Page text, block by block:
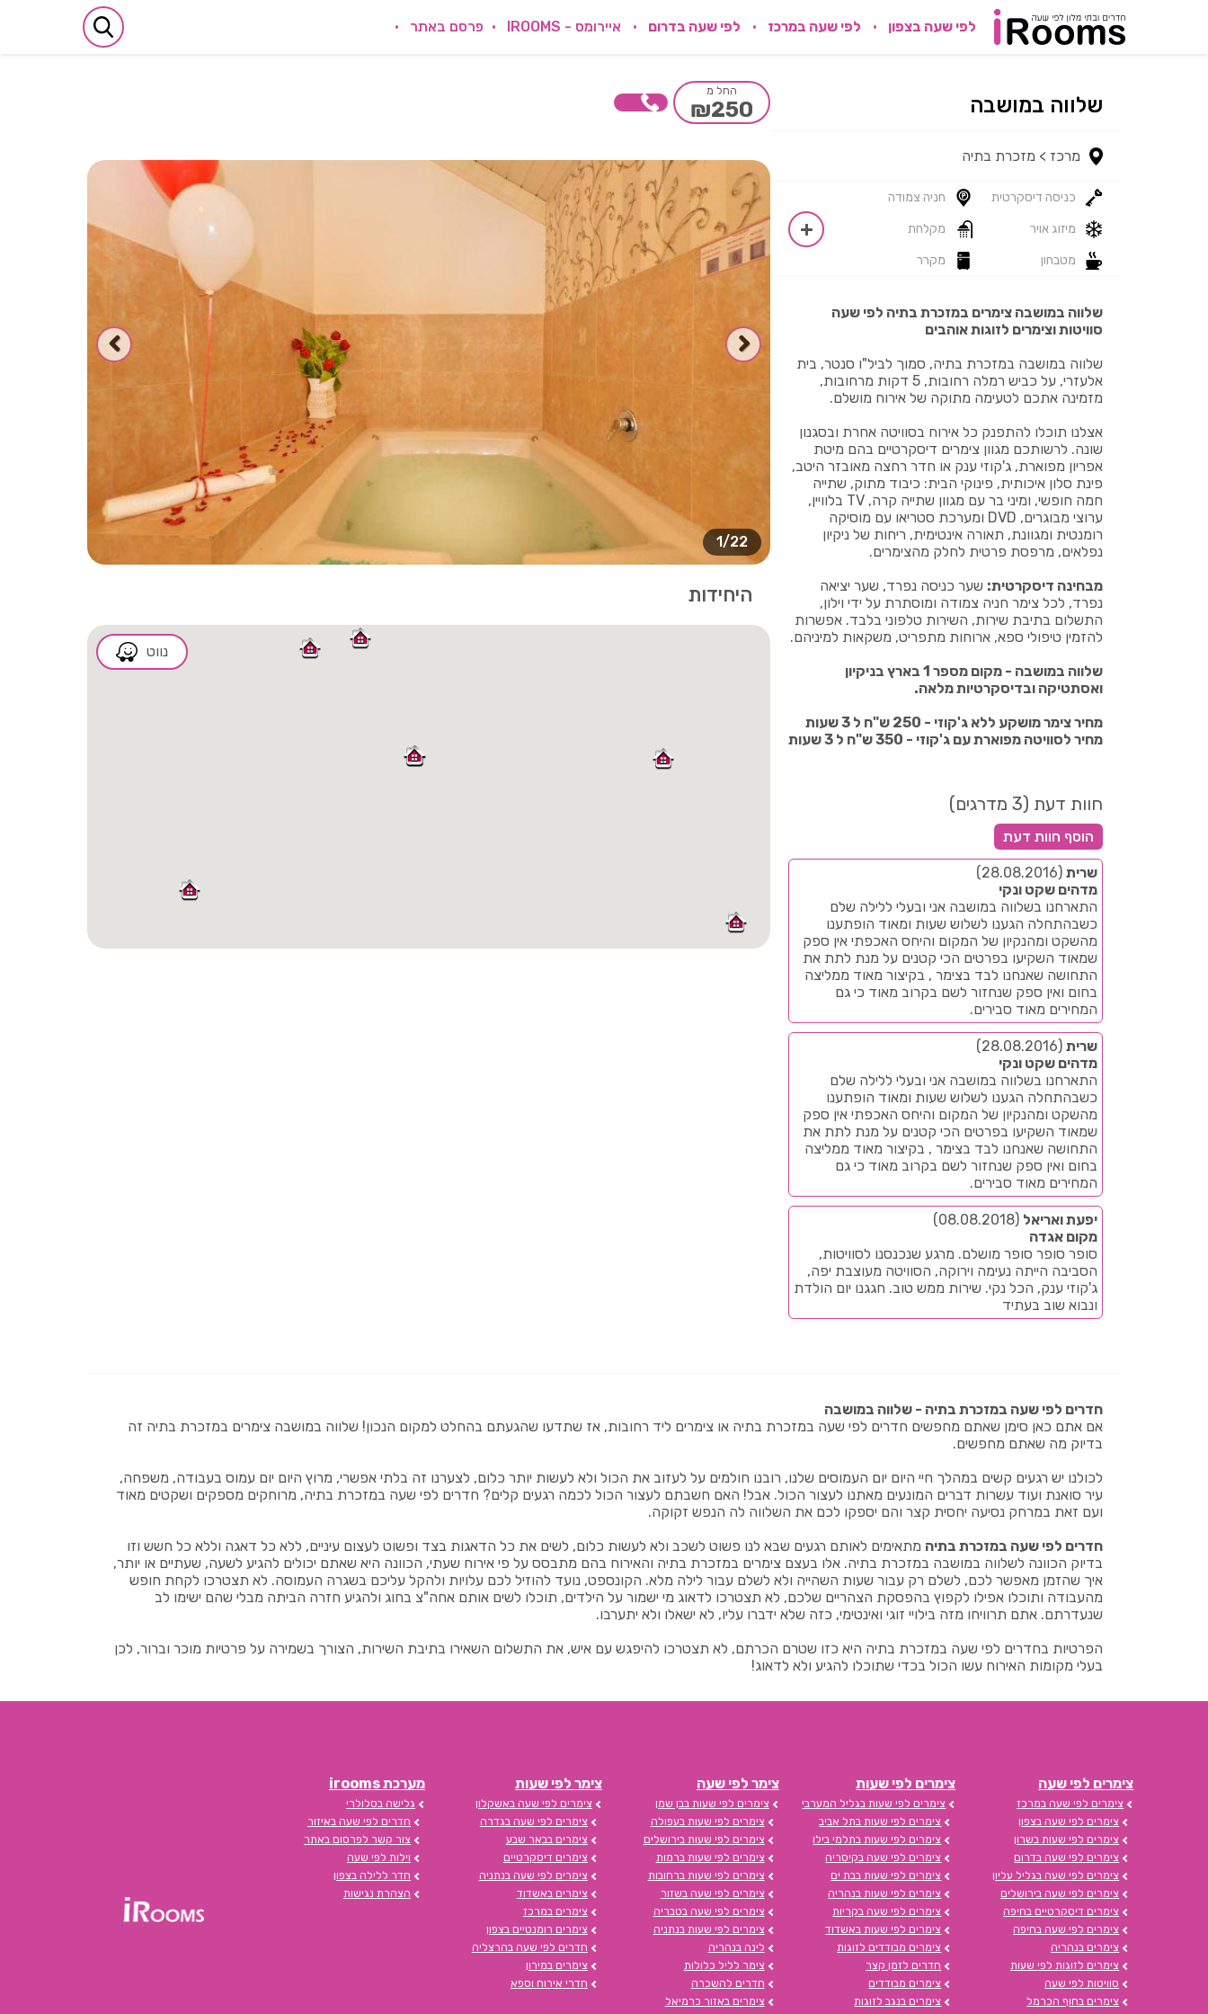
לפי שעה בצפון לפי שעה במרכז לפי שעה בדרום איירומס - IROOMS פרסם באתר
החל מ
₪250
1/22
היחידות
נווט
שלווה במושבה
מרכז > מזכרת בתיה
כניסה דיסקרטית חניה צמודה
מיזוג אויר מקלחת
מטבחון מקרר
שלווה במושבה צימרים במזכרת בתיה לפי שעה
סוויטות וצימרים לזוגות אוהבים
שלווה במושבה במזכרת בתיה, סמוך לביל"ו סנטר, בית
אלעזרי, על כביש רמלה רחובות, 5 דקות מרחובות,
מזמינה אתכם לטעימה מתוקה של אירוח מושלם.
אצלנו תוכלו להתפנק כל אירוח בסוויטה אחרת ובסגנון
שונה. לרשותכם מגוון צימרים דיסקרטיים בהם מיטת
אפריון מפוארת, ג'קוזי ענק או חדר רחצה מאובזר היטב,
פינת סלון איכותית, פינוקי הבית: כיבוד מתוק, שתייה
חמה חופשי, ומיני בר עם מגוון שתייה קרה, TV בלוויין,
ערוצי מבוגרים, DVD ומערכת סטריאו עם מוסיקה
רומנטית ומגוונת, תאורה אינטימית, ריחות של ניקיון
נפלאים, מרפסת פרטית לחלק מהצימרים.
מבחינה דיסקרטית: שער כניסה נפרד, שער יציאה
נפרד, לכל צימר חניה צמודה ומוסתרת על ידי וילון,
התשלום בתיבת שירות, השירות טלפוני בלבד. אפשרות
להזמין טיפולי ספא, ארוחות מתפריט, משקאות למיניהם.
שלווה במושבה - מקום מספר 1 בארץ בניקיון
ואסתטיקה ובדיסקרטיות מלאה.
מחיר צימר מושקע ללא ג'קוזי - 250 ש"ח ל 3 שעות
מחיר לסוויטה מפוארת עם ג'קוזי - 350 ש"ח ל 3 שעות
חוות דעת (3 מדרגים)
שרית (28.08.2016)
מדהים שקט ונקי
התארחנו בשלווה במושבה אני ובעלי ללילה שלם
כשבהתחלה הגענו לשלוש שעות ומאוד הופתענו
מהשקט ומהנקיון של המקום והיחס האכפתי אין ספק
שמאוד השקיעו בפרטים הכי קטנים על מנת לתת את
התחושה שאנחנו לבד בצימר , בקיצור מאוד ממליצה
בחום ואין ספק שנחזור לשם בקרוב מאוד כי גם
המחירים מאוד סבירים.
שרית (28.08.2016)
מדהים שקט ונקי
התארחנו בשלווה במושבה אני ובעלי ללילה שלם
כשבהתחלה הגענו לשלוש שעות ומאוד הופתענו
מהשקט ומהנקיון של המקום והיחס האכפתי אין ספק
שמאוד השקיעו בפרטים הכי קטנים על מנת לתת את
התחושה שאנחנו לבד בצימר , בקיצור מאוד ממליצה
בחום ואין ספק שנחזור לשם בקרוב מאוד כי גם
המחירים מאוד סבירים.
יפעת ואריאל (08.08.2018)
מקום אגדה
סופר סופר סופר מושלם. מרגע שנכנסנו לסוויטות,
הסביבה הייתה נעימה וירוקה, הסוויטה מעוצבת יפה,
ג'קוזי ענק, הכל נקי. שירות ממש טוב. חגגנו יום הולדת
ונבוא שוב בעתיד
חדרים לפי שעה במזכרת בתיה - שלווה במושבה
אם אתם כאן סימן שאתם מחפשים חדרים לפי שעה במזכרת בתיה או צימרים ליד רחובות, אז שתדעו שהגעתם בהחלט למקום הנכון! שלווה במושבה צימרים במזכרת בתיה זה
בדיוק מה שאתם מחפשים.
לכולנו יש רגעים קשים במהלך חיי היום יום העמוסים שלנו, רובנו חולמים על לעזוב את הכול ולא לעשות יותר כלום, לצערנו זה בלתי אפשרי, מרוץ היום יום עמוס בעבודה, משפחה,
עיר סואנת ועוד עשרות דברים המונעים מאתנו לעצור הכול. אבל! האם חשבתם לעצור הכול לכמה רגעים קלים? חדרים לפי שעה במזכרת בתיה, מרוחקים מספקים ושקטים מאוד
ועם זאת במרחק נסיעה יחסית קצר והם יספקו לכם את השלווה לה הנפש זקוקה.
חדרים לפי שעה במזכרת בתיה מתאימים לאותם רגעים שבא לנו פשוט לשכב ולא לעשות כלום, לשים את כל הדאגות בצד ופשוט לעצום עיניים, ללא כל דאגה וללא כל חשש וזו
בדיוק הכוונה לשלווה במושבה במזכרת בתיה. אלו בעצם צימרים במזכרת בתיה והאירוח בהם מתבסס על פי אירוח שעתי, הכוונה היא שאתם יכולים להגיע לשעה, שעתיים או יותר,
איך שהזמן מאפשר לכם, לשלם רק עבור שעות השהייה ולא לשלם עבור לילה מלא. הקונספט, נועד להוזיל לכם עלויות ולהקל עליכם בשגרה העמוסה. לא תצטרכו לקחת חופש
מהעבודה ותוכלו אפילו לקפוץ בהפסקת הצהריים שלכם, לא תצטרכו לדאוג מי ישמור על הילדים, תוכלו לשים אותם אחה"צ בחוג ולהגיע חזרה הביתה מבלי שהם ישימו לב
שנעדרתם. אתם תרוויחו מזה בילויי זוגי ואינטימי, כזה שלא ידברו עליו, לא ישאלו ולא יתערבו.
הפרטיות בחדרים לפי שעה במזכרת בתיה היא כזו שטרם הכרתם, לא תצטרכו להיפגש עם איש, את התשלום השאירו בתיבת השירות, הצורך בשמירה על פרטיות מוכר וברור, לכן
בעלי מקומות האירוח עשו הכול בכדי שתוכלו להגיע ולא לדאוג!
צימרים לפי שעה
צימרים לפי שעה במרכז
צימרים לפי שעה בצפון
צימרים לפי שעות בשרון
צימרים לפי שעה בדרום
צימרים לפי שעה בגליל עליון
צימרים לפי שעה בירושלים
צימרים דיסקרטיים בחיפה
צימרים לפי שעה בחיפה
צימרים בנהריה
צימרים לזוגות לפי שעות
סוויטות לפי שעה
צימרים בחוף הכרמל
צימרים לפי שעות
צימרים לפי שעות בגליל המערבי
צימרים לפי שעות בתל אביב
צימרים לפי שעות בתלמי בילו
צימרים לפי שעה בקיסריה
צימרים לפי שעות בבת ים
צימרים לפי שעות בנהריה
צימרים לפי שעה בקריות
צימרים לפי שעות באשדוד
צימרים מבודדים לזוגות
חדרים לזמן קצר
צימרים מבודדים
צימרים בנגב לזוגות
צימר לפי שעה
צימרים לפי שעות בבן שמן
צימרים לפי שעות בעפולה
צימרים לפי שעות בירושלים
צימרים לפי שעות ברמות
צימרים לפי שעות ברחובות
צימרים לפי שעה בשזור
צימרים לפי שעה בטבריה
צימרים לפי שעות בנתניה
לינה בנהריה
צימר לליל כלולות
חדרים להשכרה
צימרים באזור כרמיאל
צימר לפי שעות
צימרים לפי שעה באשקלון
צימרים לפי שעה בגדרה
צימרים בבאר שבע
צימרים דיסקרטיים
צימרים לפי שעה בנתניה
צימרים באשדוד
צימרים במרכז
צימרים רומנטיים בצפון
חדרים לפי שעה בהרצליה
צימרים במירון
חדרי אירוח וספא
מערכת irooms
גלישה בסלולרי
חדרים לפי שעה באיזור
צור קשר לפרסום באתר
וילות לפי שעה
חדר ללילה בצפון
הצהרת נגישות